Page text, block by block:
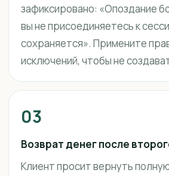
зафиксировано: «Опоздание
вы не присоединяетесь к
сохраняется». Примените
исключений, чтобы не
03
Возврат денег после
Клиент просит вернуть